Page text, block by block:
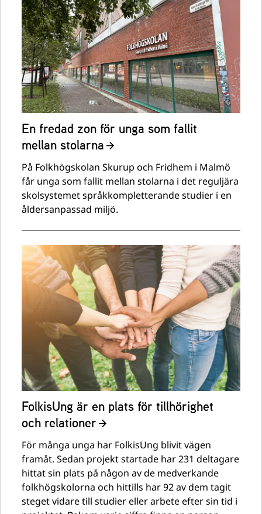
En fredad zon för unga som fallit
mellan stolarna
På Folkhögskolan Skurup och Fridhem i Malmö
får unga som fallit mellan stolarna i det reguljära
skolsystemet språkkompletterande studier i en
åldersanpassad miljö.
FolkisUng är en plats för tillhörighet
och relationer
För många unga har FolkisUng blivit vägen
framåt. Sedan projekt startade har 231 deltagare
hittat sin plats på någon av de medverkande
folkhögskolorna och hittills har 92 av dem tagit
steget vidare till studier eller arbete efter sin tid i